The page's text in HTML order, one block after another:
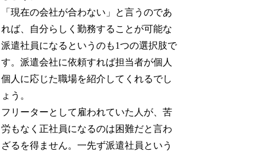
「現在の会社が合わない」と言うのであ
れば、自分らしく勤務することが可能な
派遣社員になるというのも1つの選択肢で
す。派遣会社に依頼すれば担当者が個人
個人に応じた職場を紹介してくれるでし
ょう。
フリーターとして雇われていた人が、苦
労もなく正社員になるのは困難だと言わ
ざるを得ません。一先ず派遣社員という